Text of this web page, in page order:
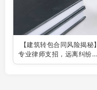
【建筑转包合同风险揭秘】
专业律师支招，远离纠纷陷
阱！